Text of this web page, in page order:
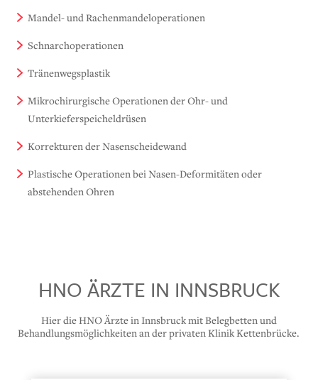
Mandel- und Rachenmandeloperationen
Schnarchoperationen
Tränenwegsplastik
Mikrochirurgische Operationen der Ohr- und
Unterkieferspeicheldrüsen
Korrekturen der Nasenscheidewand
Plastische Operationen bei Nasen-Deformitäten oder
abstehenden Ohren
HNO ÄRZTE IN INNSBRUCK
Hier die HNO Ärzte in Innsbruck mit Belegbetten und
Behandlungsmöglichkeiten an der privaten Klinik Kettenbrücke.